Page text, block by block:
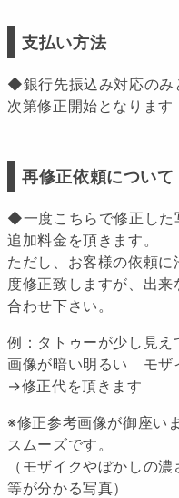
支払い方法
◆銀行先振込み対応のみ
次第修正開始となります
再修正依頼について
◆一度こちらで修正した
追加料金を頂きます。
ただし、お客様の依頼
度修正致しますが、出
合わせ下さい。
例：タトゥーが少し見
画像が暗い明るい モ
→修正代を頂きます
※修正参考画像が御座い
スムーズです。
（モザイクやぼかしの
等が分かる写真）